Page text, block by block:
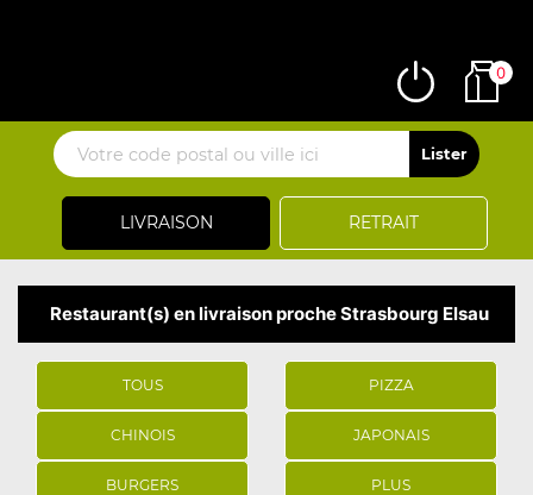
LIVRAISON RETRAIT
0
Restaurant(s) en livraison proche Strasbourg Elsau
TOUS PIZZA
CHINOIS JAPONAIS
BURGERS PLUS